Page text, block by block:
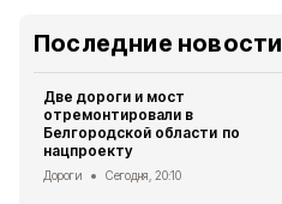
Последние новости
Две дороги и мост
отремонтировали в
Белгородской области по
нацпроекту
Дороги Сегодня, 20:10